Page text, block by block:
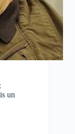
un